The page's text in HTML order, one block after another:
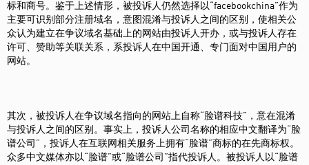
标和商号。鉴于上述情形，被投诉人仍然选择以“facebookchina”作为
主要可识别部分注册域名，意图混淆与投诉人之间的区别，使相关公
众认为建立在争议域名基础上的网站由投诉人开办，或与投诉人存在
许可、赞助等关联关系，系投诉人在中国开通、专门面对中国用户的
网站。
其次，被投诉人在争议域名指向的网站上自称“脸谱科技”，意在混淆
与投诉人之间的区别。事实上，投诉人公司名称的相应中文翻译为“脸
谱公司”，投诉人在互联网相关服务上拥有“脸谱”商标的在先商标权。
众多中文媒体亦以“脸谱”或“脸谱公司”指代投诉人。被投诉人以“脸谱